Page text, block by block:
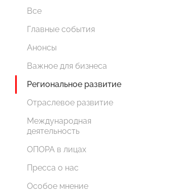
Все
Главные события
Анонсы
Важное для бизнеса
Региональное развитие
Отраслевое развитие
Международная
деятельность
ОПОРА в лицах
Пресса о нас
Особое мнение